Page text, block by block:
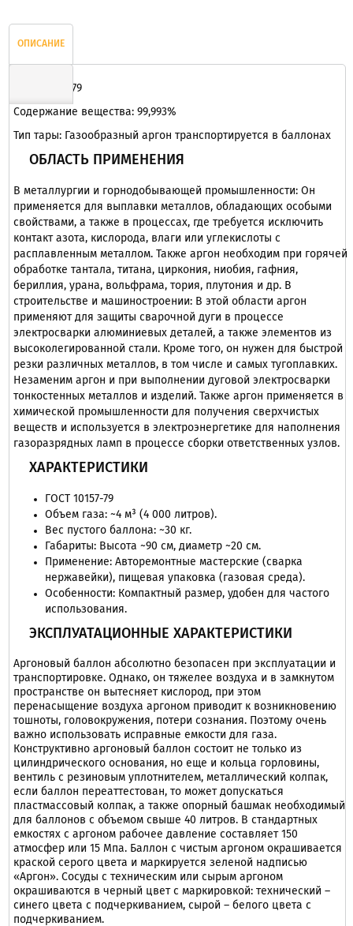
ОПИСАНИЕ
ГОСТ 10157-79
Содержание вещества: 99,993%
Тип тары: Газообразный аргон транспортируется в баллонах
ОБЛАСТЬ ПРИМЕНЕНИЯ
В металлургии и горнодобывающей промышленности: Он
применяется для выплавки металлов, обладающих особыми
свойствами, а также в процессах, где требуется исключить
контакт азота, кислорода, влаги или углекислоты с
расплавленным металлом. Также аргон необходим при горячей
обработке тантала, титана, циркония, ниобия, гафния,
бериллия, урана, вольфрама, тория, плутония и др. В
строительстве и машиностроении: В этой области аргон
применяют для защиты сварочной дуги в процессе
электросварки алюминиевых деталей, а также элементов из
высоколегированной стали. Кроме того, он нужен для быстрой
резки различных металлов, в том числе и самых тугоплавких.
Незаменим аргон и при выполнении дуговой электросварки
тонкостенных металлов и изделий. Также аргон применяется в
химической промышленности для получения сверхчистых
веществ и используется в электроэнергетике для наполнения
газоразрядных ламп в процессе сборки ответственных узлов.
ХАРАКТЕРИСТИКИ
ГОСТ 10157-79
Объем газа: ~4 м³ (4 000 литров).
Вес пустого баллона: ~30 кг.
Габариты: Высота ~90 см, диаметр ~20 см.
Применение: Авторемонтные мастерские (сварка
нержавейки), пищевая упаковка (газовая среда).
Особенности: Компактный размер, удобен для частого
использования.
ЭКСПЛУАТАЦИОННЫЕ ХАРАКТЕРИСТИКИ
Аргоновый баллон абсолютно безопасен при эксплуатации и
транспортировке. Однако, он тяжелее воздуха и в замкнутом
пространстве он вытесняет кислород, при этом
перенасыщение воздуха аргоном приводит к возникновению
тошноты, головокружения, потери сознания. Поэтому очень
важно использовать исправные емкости для газа.
Конструктивно аргоновый баллон состоит не только из
цилиндрического основания, но еще и кольца горловины,
вентиль с резиновым уплотнителем, металлический колпак,
если баллон переаттестован, то может допускаться
пластмассовый колпак, а также опорный башмак необходимый
для баллонов с объемом свыше 40 литров. В стандартных
емкостях с аргоном рабочее давление составляет 150
атмосфер или 15 Мпа. Баллон с чистым аргоном окрашивается
краской серого цвета и маркируется зеленой надписью
«Аргон». Сосуды с техническим или сырым аргоном
окрашиваются в черный цвет с маркировкой: технический –
синего цвета с подчеркиванием, сырой – белого цвета с
подчеркиванием.